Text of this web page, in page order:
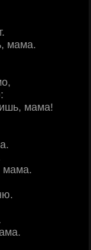
мама.
мама!
мама.